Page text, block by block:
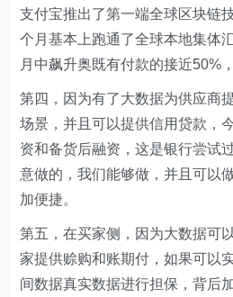
支付宝推出了第一端全球区块链
个月基本上跑通了全球本地集体
月中飙升奥既有付款的接近50%
第四，因为有了大数据为供应商
场景，并且可以提供信用贷款，
资和备货后融资，这是银行尝试
意做的，我们能够做，并且可以
加便捷。
第五，在买家侧，因为大数据可
家提供赊购和账期付，如果可以
间数据真实数据进行担保，背后